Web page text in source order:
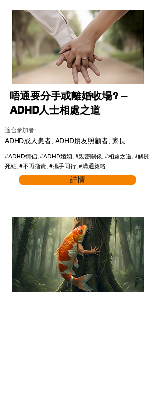
唔通要分手或離婚收場? –
ADHD人士相處之道
適合參加者:
ADHD成人患者, ADHD朋友照顧者, 家長
#ADHD情侶, #ADHD婚姻, #親密關係, #相處之道, #解開
死結, #不再指責, #攜手同行, #溝通策略
詳情